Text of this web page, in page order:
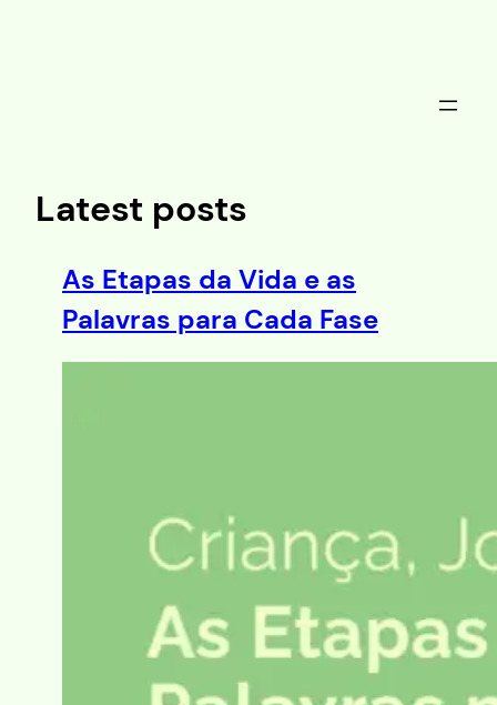
Latest posts
As Etapas da Vida e as
Palavras para Cada Fase